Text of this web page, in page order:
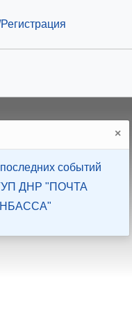
×
событий
ДНР "ПОЧТА